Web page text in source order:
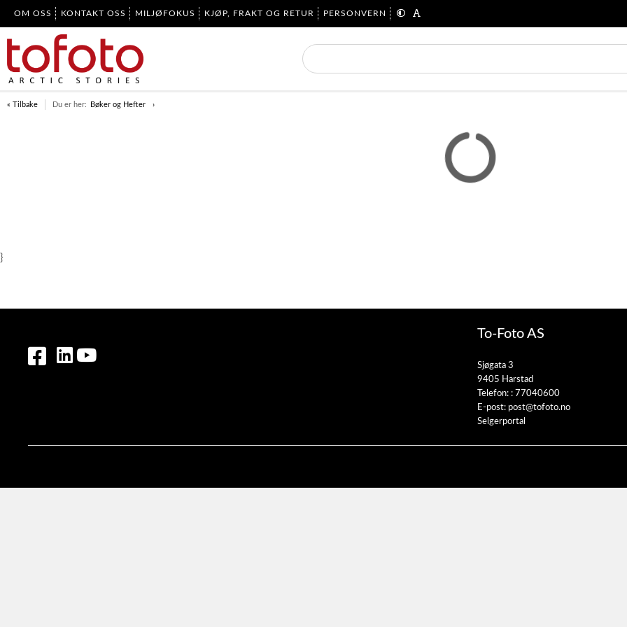
OM OSS KONTAKT OSS MILJØFOKUS KJØP, FRAKT OG RETUR PERSONVERN
« Tilbake Du er her: Bøker og Hefter
}
To-Foto AS
Sjøgata 3
9405 Harstad
Telefon: : 77040600
E-post: post@tofoto.no
Selgerportal